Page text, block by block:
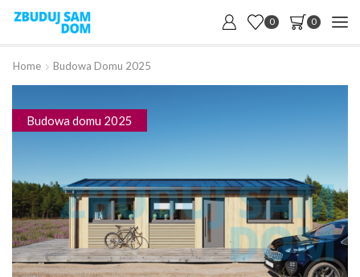
0 0
Home Budowa Domu 2025
Budowa domu 2025